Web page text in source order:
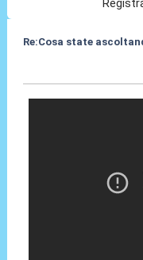
Re:Cosa state